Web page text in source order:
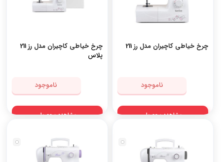
چرخ خیاطی کاچیران مدل رز 211
ناموجود
مشاهده محصول
چرخ خیاطی کاچیران مدل رز 211
پلاس
ناموجود
مشاهده محصول